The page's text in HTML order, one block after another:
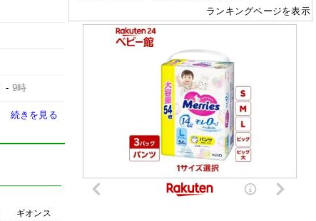
- 9時
続きを見る
ギオンス
ランキングページを表示